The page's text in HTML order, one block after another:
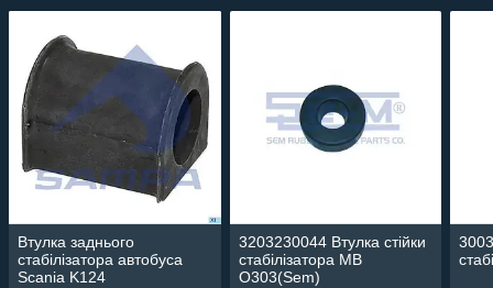
Втулка заднього
стабілізатора автобуса
Scania K124
3203230044 Втулка стійки
стабілізатора MB
O303(Sem)